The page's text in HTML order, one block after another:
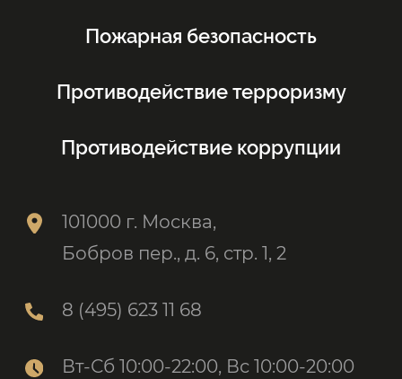
Пожарная безопасность
Противодействие терроризму
Противодействие коррупции
101000 г. Москва,
Бобров пер., д. 6, стр. 1, 2
8 (495) 623 11 68
Вт-Сб 10:00-22:00, Вс 10:00-20:00